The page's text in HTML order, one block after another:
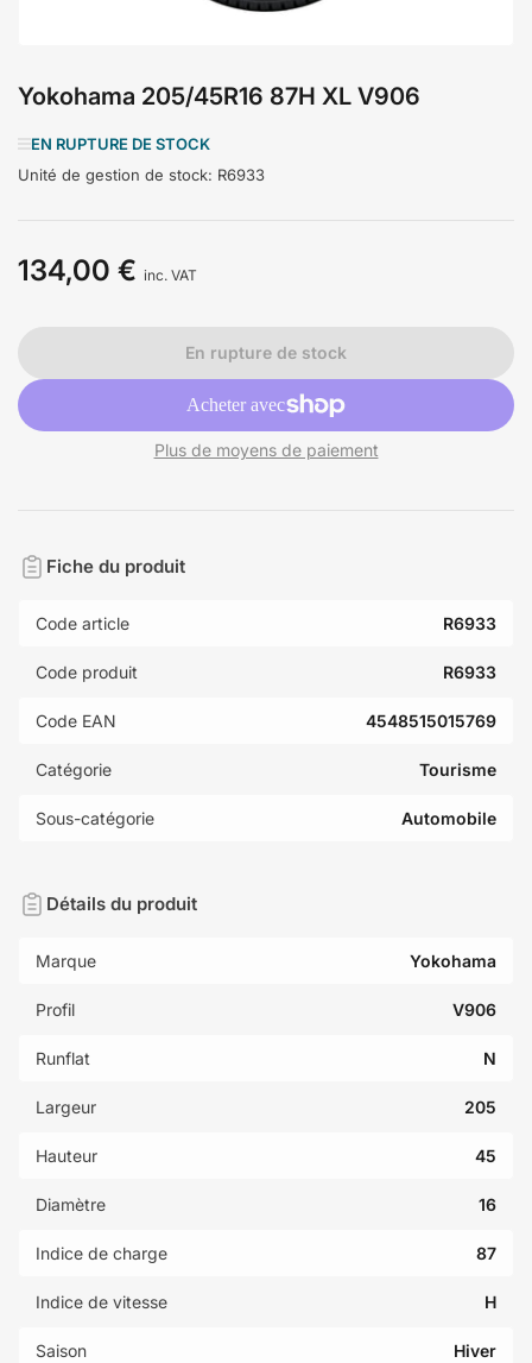
Yokohama 205/45R16 87H XL V906
EN RUPTURE DE STOCK
Unité de gestion de stock: R6933
Prix
134,00 € inc. VAT
En rupture de stock
Plus de moyens de paiement
Fiche du produit
Code article R6933
Code produit R6933
Code EAN 4548515015769
Catégorie Tourisme
Sous-catégorie Automobile
Détails du produit
Marque Yokohama
Profil V906
Runflat N
Largeur 205
Hauteur 45
Diamètre 16
Indice de charge 87
Indice de vitesse H
Saison Hiver